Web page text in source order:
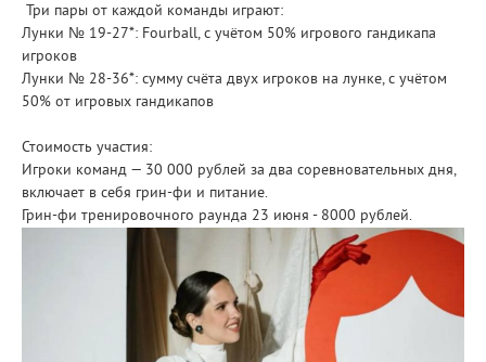
Три пары от каждой команды играют:
Лунки № 19-27*: Fourball, с учётом 50% игрового гандикапа
игроков
Лунки № 28-36*: сумму счёта двух игроков на лунке, с учётом
50% от игровых гандикапов
Стоимость участия:
Игроки команд — 30 000 рублей за два соревновательных дня,
включает в себя грин-фи и питание.
Грин-фи тренировочного раунда 23 июня - 8000 рублей.